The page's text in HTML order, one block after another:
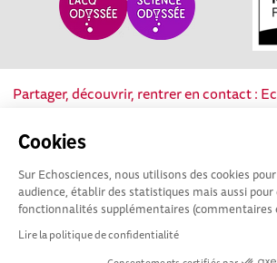
Cookies
Sur Echosciences, nous utilisons des cookies
audience, établir des statistiques mais aussi
fonctionnalités supplémentaires (commentaires
Lire la politique de confidentialité
Partager, découvrir, rentrer en contact :
culture scientifique, technique et
Mentions légales|Politique de
|Ligne éditoriale